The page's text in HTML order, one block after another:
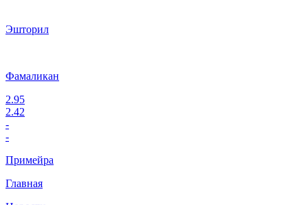
Эшторил
Фамаликан
2.95
2.42
-
-
Примейра
Главная